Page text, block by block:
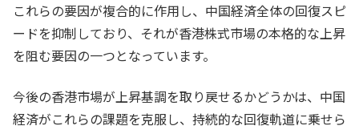
これらの要因が複合的に作用し、中国経済全体の回復スピ
ードを抑制しており、それが香港株式市場の本格的な上昇
を阻む要因の一つとなっています。
今後の香港市場が上昇基調を取り戻せるかどうかは、中国
経済がこれらの課題を克服し、持続的な回復軌道に乗せら